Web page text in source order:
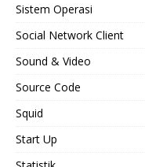
Sistem Operasi
Social Network Client
Sound & Video
Source Code
Squid
Start Up